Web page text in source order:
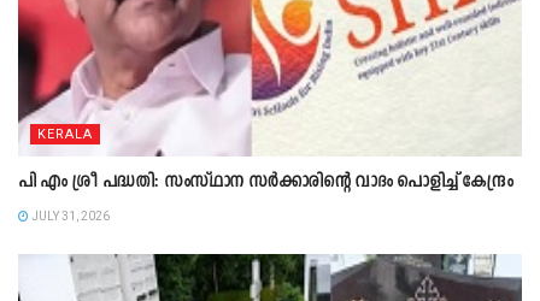
KERALA
പി എം ശ്രീ പദ്ധതി: സംസ്ഥാന സർക്കാരിന്റെ വാദം പൊളിച്ച് കേന്ദ്രം
JULY 31, 2026